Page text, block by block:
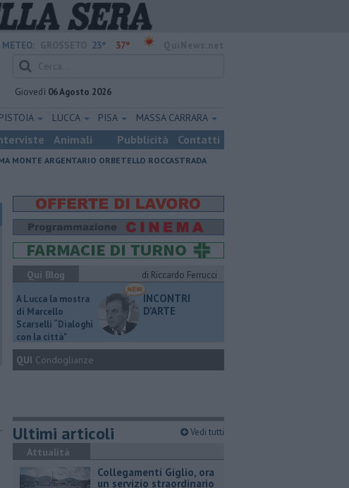
METEO: 23° 37°
Giovedì 06 Agosto 2026
PISTOIA LUCCA PISA MASSA CARRARA
Animali Pubblicità Contatti
MONTE ARGENTARIO ORBETELLO ROCCASTRADA
Qui Blog
di Riccardo Ferrucci
A Lucca la mostra
di Marcello
Scarselli “Dialoghi
con la città"
INCONTRI
D'ARTE
QUI Condoglianze
Ultimi articoli Vedi tutti
Attualità
Collegamenti Giglio, ora
un servizio straordinario